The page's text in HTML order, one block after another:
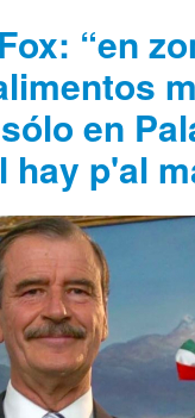
“en
en
hay p'al